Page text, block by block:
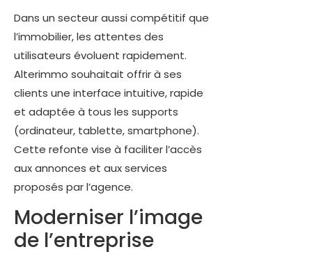
Dans un secteur aussi compétitif que
l’immobilier, les attentes des
utilisateurs évoluent rapidement.
Alterimmo souhaitait offrir à ses
clients une interface intuitive, rapide
et adaptée à tous les supports
(ordinateur, tablette, smartphone).
Cette refonte vise à faciliter l’accès
aux annonces et aux services
proposés par l’agence.
Moderniser l’image
de l’entreprise